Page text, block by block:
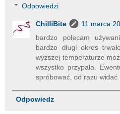
Odpowiedzi
ChilliBite
11 marca
bardzo polecam
bardzo długi okres
wyższej temperaturze
wszystko przypala.
spróbować, od razu widać
Odpowiedz